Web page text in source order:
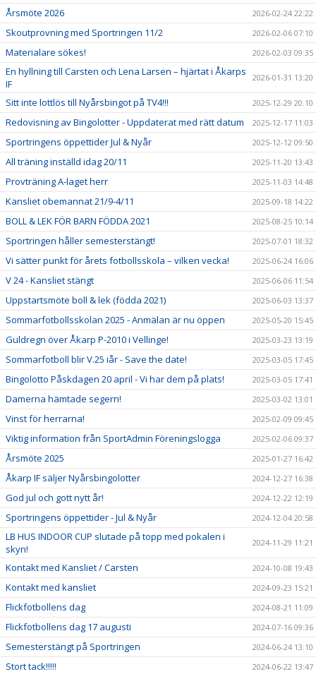
Årsmöte 2026 2026-02-24 22:22
Skoutprovning med Sportringen 11/2 2026-02-06 07:10
Materialare sökes! 2026-02-03 09:35
En hyllning till Carsten och Lena Larsen – hjärtat i Åkarps
IF
2026-01-31 13:20
Sitt inte lottlös till Nyårsbingot på TV4!!! 2025-12-29 20:10
Redovisning av Bingolotter - Uppdaterat med rätt datum 2025-12-17 11:03
Sportringens öppettider Jul & Nyår 2025-12-12 09:50
All träning inställd idag 20/11 2025-11-20 13:43
Provträning A-laget herr 2025-11-03 14:48
Kansliet obemannat 21/9-4/11 2025-09-18 14:22
BOLL & LEK FÖR BARN FÖDDA 2021 2025-08-25 10:14
Sportringen håller semesterstängt! 2025-07-01 18:32
Vi sätter punkt för årets fotbollsskola – vilken vecka! 2025-06-24 16:06
V 24 - Kansliet stängt 2025-06-06 11:54
Uppstartsmöte boll & lek (födda 2021) 2025-06-03 13:37
Sommarfotbollsskolan 2025 - Anmälan är nu öppen 2025-05-20 15:45
Guldregn över Åkarp P-2010 i Vellinge! 2025-03-23 13:19
Sommarfotboll blir V.25 iår - Save the date! 2025-03-05 17:45
Bingolotto Påskdagen 20 april - Vi har dem på plats! 2025-03-05 17:41
Damerna hämtade segern! 2025-03-02 13:01
Vinst för herrarna! 2025-02-09 09:45
Viktig information från SportAdmin Föreningslogga 2025-02-06 09:37
Årsmöte 2025 2025-01-27 16:42
Åkarp IF säljer Nyårsbingolotter 2024-12-27 16:38
God jul och gott nytt år! 2024-12-22 12:19
Sportringens öppettider - Jul & Nyår 2024-12-04 20:58
LB HUS INDOOR CUP slutade på topp med pokalen i
skyn!
2024-11-29 11:21
Kontakt med Kansliet / Carsten 2024-10-08 19:43
Kontakt med kansliet 2024-09-23 15:21
Flickfotbollens dag 2024-08-21 11:09
Flickfotbollens dag 17 augusti 2024-07-16 09:36
Semesterstängt på Sportringen 2024-06-24 13:10
Stort tack!!!!! 2024-06-22 13:47